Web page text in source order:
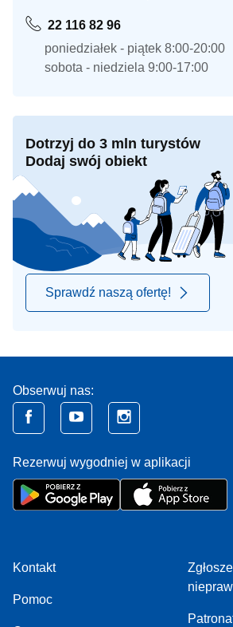
22 116 82 96
poniedziałek - piątek 8:00-20:00
sobota - niedziela 9:00-17:00
Dotrzyj do 3 mln turystów
Dodaj swój obiekt
Sprawdź naszą ofertę!
Obserwuj nas:
Rezerwuj wygodniej w aplikacji
Kontakt
Pomoc